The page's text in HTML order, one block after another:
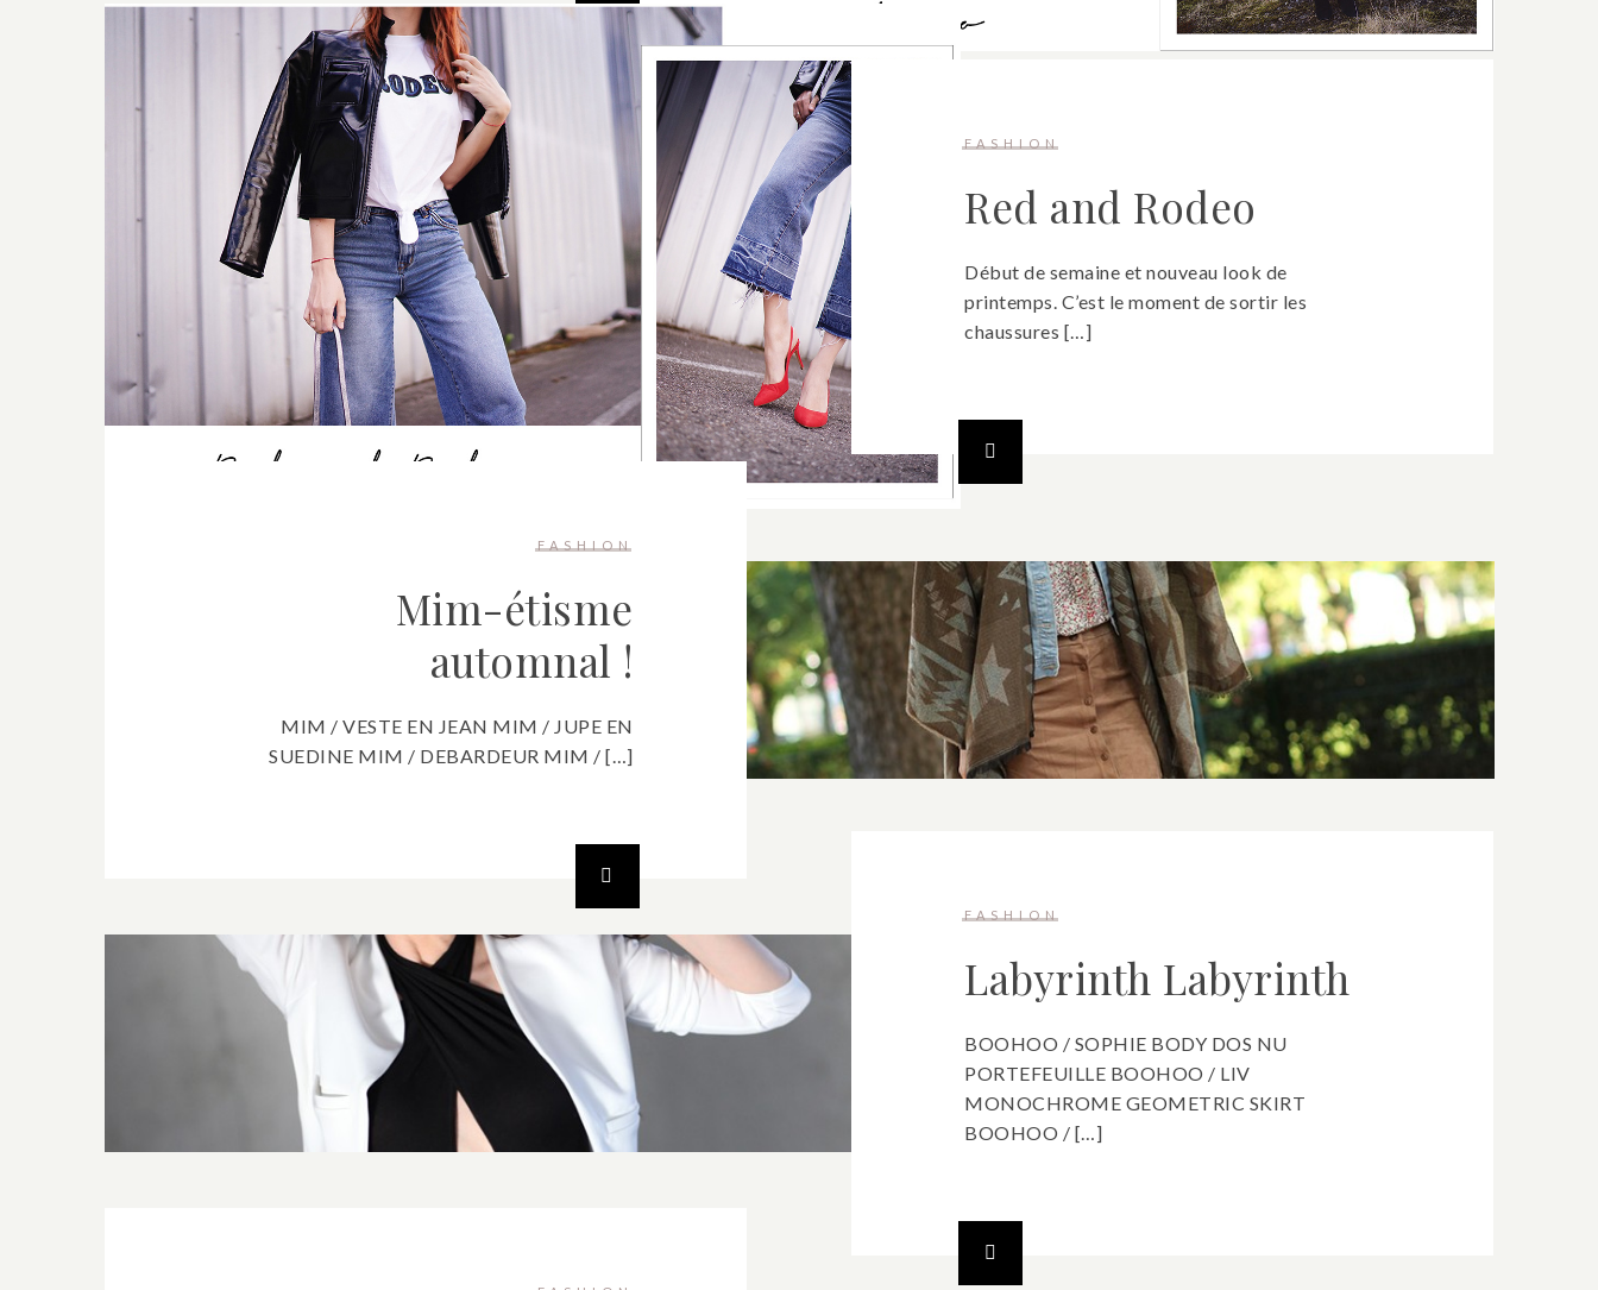
FASHION
Red and Rodeo
Début de semaine et nouveau look de
printemps. C’est le moment de sortir les
chaussures […]
FASHION
Mim-étisme
automnal !
MIM / VESTE EN JEAN MIM / JUPE EN
SUEDINE MIM / DEBARDEUR MIM / […]
FASHION
Labyrinth Labyrinth
BOOHOO / SOPHIE BODY DOS NU
PORTEFEUILLE BOOHOO / LIV
MONOCHROME GEOMETRIC SKIRT
BOOHOO / […]